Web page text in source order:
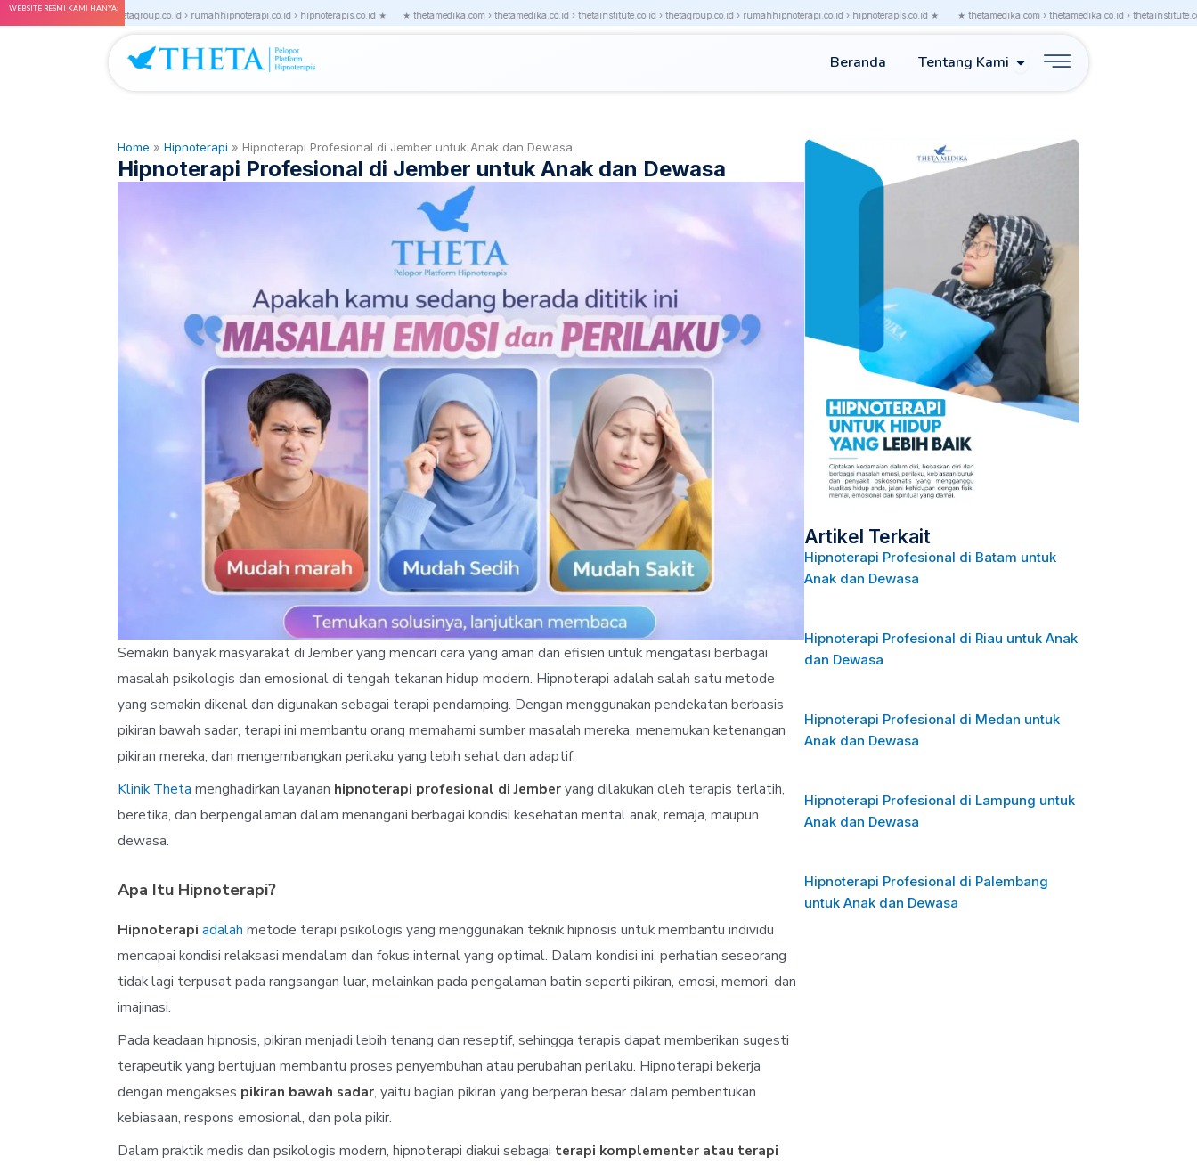
Skip
WEBSITE RESMI KAMI HANYA:
› thetagroup.co.id › rumahhipnoterapi.co.id › hipnoterapis.co.id ★ ★ thetamedika.com › thetamedika.co.id › thetainstitute.co.id › thetagroup.co.id › rumahhipnoterapi.co.id › hipnoterapis.co.id ★ ★ thetamedika.com › thetamedika.co.id › thetainstitute.co.id ›
Beranda Tentang Kami Open Tentang Kami
Home » Hipnoterapi » Hipnoterapi Profesional di Jember untuk Anak dan Dewasa
Hipnoterapi Profesional di Jember untuk Anak dan Dewasa
Semakin banyak masyarakat di Jember yang mencari cara yang aman dan efisien untuk mengatasi berbagai
masalah psikologis dan emosional di tengah tekanan hidup modern. Hipnoterapi adalah salah satu metode
yang semakin dikenal dan digunakan sebagai terapi pendamping. Dengan menggunakan pendekatan berbasis
pikiran bawah sadar, terapi ini membantu orang memahami sumber masalah mereka, menemukan ketenangan
pikiran mereka, dan mengembangkan perilaku yang lebih sehat dan adaptif.
Klinik Theta menghadirkan layanan hipnoterapi profesional di Jemberyang dilakukan oleh terapis terlatih,
beretika, dan berpengalaman dalam menangani berbagai kondisi kesehatan mental anak, remaja, maupun
dewasa.
Apa Itu Hipnoterapi?
Hipnoterapi adalah metode terapi psikologis yang menggunakan teknik hipnosis untuk membantu individu
mencapai kondisi relaksasi mendalam dan fokus internal yang optimal. Dalam kondisi ini, perhatian seseorang
tidak lagi terpusat pada rangsangan luar, melainkan pada pengalaman batin seperti pikiran, emosi, memori, dan
imajinasi.
Pada keadaan hipnosis, pikiran menjadi lebih tenang dan reseptif, sehingga terapis dapat memberikan sugesti
terapeutik yang bertujuan membantu proses penyembuhan atau perubahan perilaku. Hipnoterapi bekerja
dengan mengakses pikiran bawah sadar, yaitu bagian pikiran yang berperan besar dalam pembentukan
kebiasaan, respons emosional, dan pola pikir.
Dalam praktik medis dan psikologis modern, hipnoterapi diakui sebagai terapi komplementer atau terapi
Artikel Terkait
Hipnoterapi Profesional di Batam untuk
Anak dan Dewasa
Hipnoterapi Profesional di Riau untuk Anak
dan Dewasa
Hipnoterapi Profesional di Medan untuk
Anak dan Dewasa
Hipnoterapi Profesional di Lampung untuk
Anak dan Dewasa
Hipnoterapi Profesional di Palembang
untuk Anak dan Dewasa